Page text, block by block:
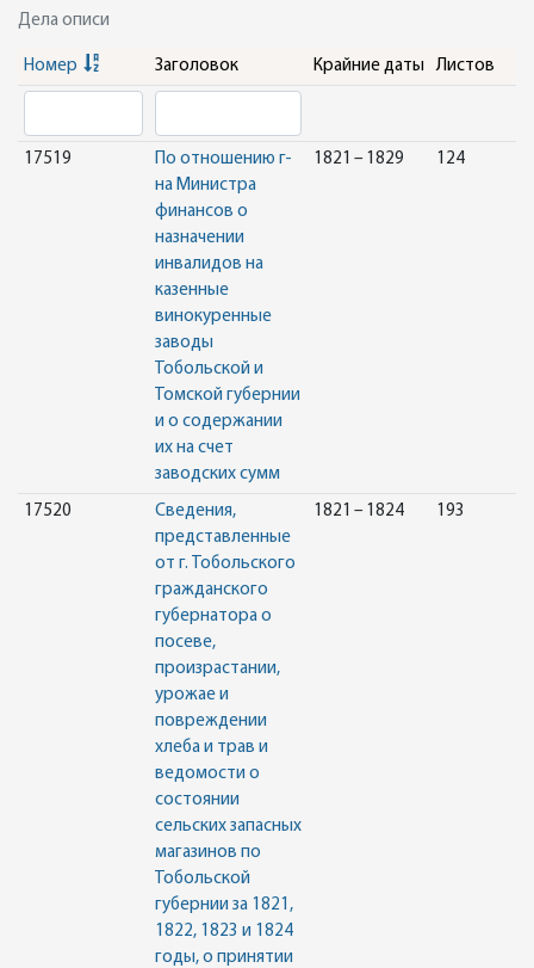
Дела описи
Номер Заголовок Крайние даты Листов
17519
По отношению г-
на Министра
финансов о
назначении
инвалидов на
казенные
винокуренные
заводы
Тобольской и
Томской губернии
и о содержании
их на счет
заводских сумм
1821 – 1829 124
17520
Сведения,
представленные
от г. Тобольского
гражданского
губернатора о
посеве,
произрастании,
урожае и
повреждении
хлеба и трав и
ведомости о
состоянии
сельских запасных
магазинов по
Тобольской
губернии за 1821,
1822, 1823 и 1824
годы, о принятии
1821 – 1824 193